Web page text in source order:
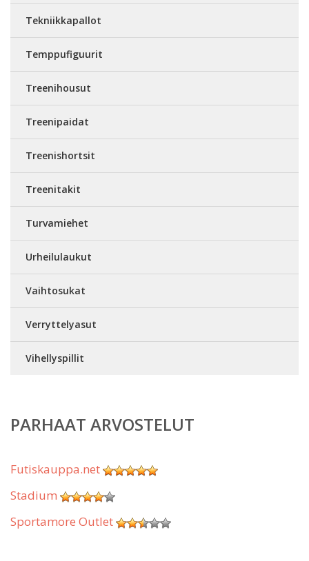
Tekniikkapallot
Temppufiguurit
Treenihousut
Treenipaidat
Treenishortsit
Treenitakit
Turvamiehet
Urheilulaukut
Vaihtosukat
Verryttelyasut
Vihellyspillit
PARHAAT ARVOSTELUT
Futiskauppa.net
Stadium
Sportamore Outlet